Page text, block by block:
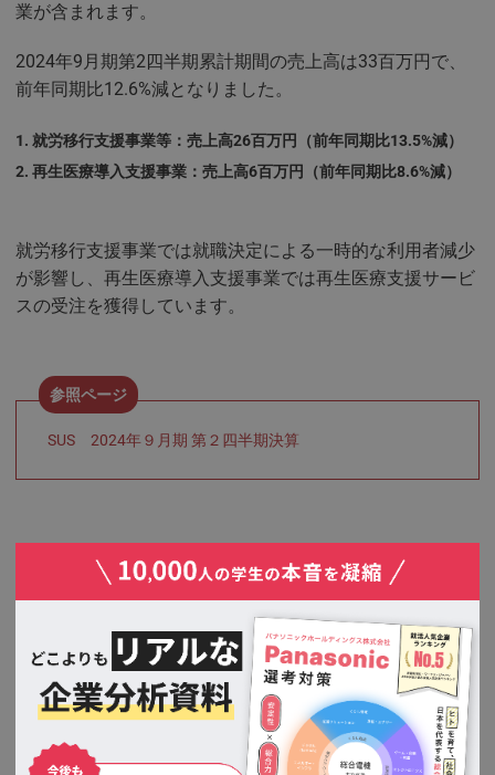
業が含まれます。
2024年9月期第2四半期累計期間の売上高は33百万円で、
前年同期比12.6%減となりました。
就労移行支援事業等：売上高26百万円（前年同期比13.5%減）
再生医療導入支援事業：売上高6百万円（前年同期比8.6%減）
就労移行支援事業では就職決定による一時的な利用者減少
が影響し、再生医療導入支援事業では再生医療支援サービ
スの受注を獲得しています。
SUS 2024年９月期 第２四半期決算
各事業セグメントの解説
エスユーエスの各事業セグメントは以下のとおりです。
事業
売上規模
（2024年
解説